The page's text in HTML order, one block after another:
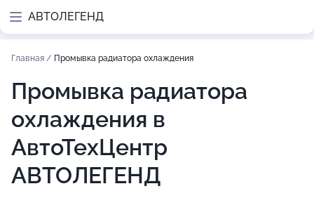
АВТОЛЕГЕНД
Главная / Промывка радиатора охлаждения
Промывка радиатора
охлаждения в
АвтоТехЦентр
АВТОЛЕГЕНД